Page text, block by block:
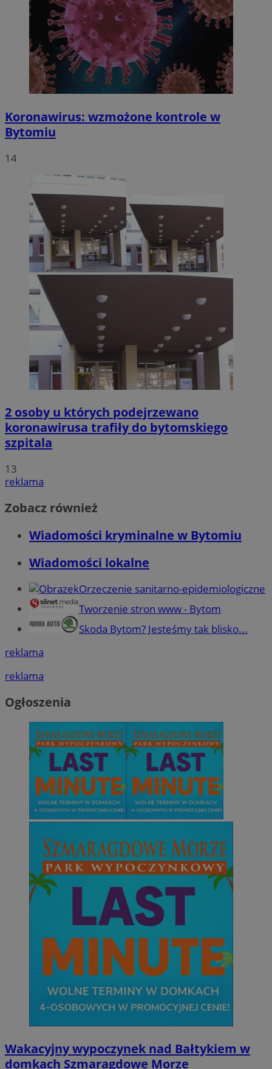
Koronawirus: wzmożone kontrole w
Bytomiu
14
2 osoby u których podejrzewano
koronawirusa trafiły do bytomskiego
szpitala
13
reklama
Zobacz również
Wiadomości kryminalne w Bytomiu
Wiadomości lokalne
Orzeczenie sanitarno-epidemiologiczne
Tworzenie stron www - Bytom
Skoda Bytom? Jesteśmy tak blisko...
reklama
reklama
Ogłoszenia
Wakacyjny wypoczynek nad Bałtykiem w
domkach Szmaragdowe Morze